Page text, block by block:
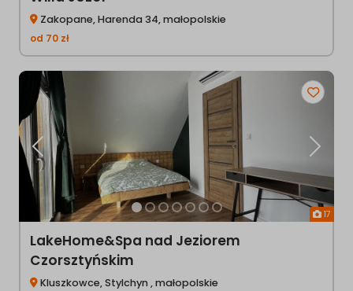
Zakopane, Harenda 34, małopolskie
od 70 zł
17
Poprzednia
LakeHome&Spa nad Jeziorem
Czorsztyńskim
Kluszkowce, Stylchyn , małopolskie